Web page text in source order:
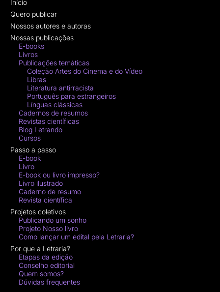
Início
Quero publicar
Nossos autores e autoras
Nossas publicações
E-books
Livros
Publicações temáticas
Coleção Artes do Cinema e do Vídeo
Libras
Literatura antirracista
Português para estrangeiros
Línguas clássicas
Cadernos de resumos
Revistas científicas
Blog Letrando
Cursos
Passo a passo
E-book
Livro
E-book ou livro impresso?
Livro ilustrado
Caderno de resumo
Revista científica
Projetos coletivos
Publicando um sonho
Projeto Nosso livro
Como lançar um edital pela Letraria?
Por que a Letraria?
Etapas da edição
Conselho editorial
Quem somos?
Dúvidas frequentes